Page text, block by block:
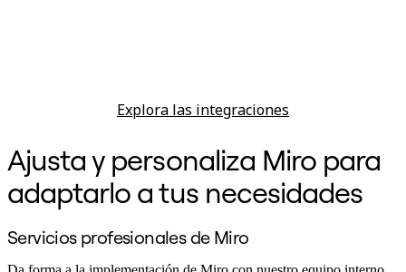
Explora las integraciones
Ajusta y personaliza Miro para
adaptarlo a tus necesidades
Servicios profesionales de Miro